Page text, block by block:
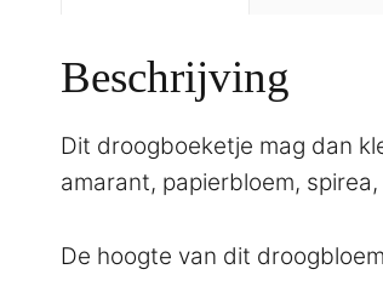
Beschrijving
Dit droogboeketje mag dan
amarant, papierbloem,
De hoogte van dit